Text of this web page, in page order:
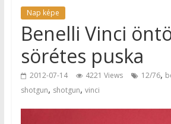
Nap képe
Benelli Vinci
sörétes puska
2012-07-14 4221 Views 12/76,
shotgun, shotgun, vinci